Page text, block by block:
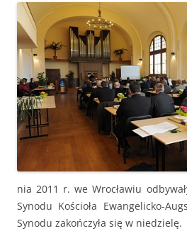
nia 2011 r. we Wrocławiu
Synodu Kościoła Ewangelicko-
Synodu zakończyła się w niedzielę.